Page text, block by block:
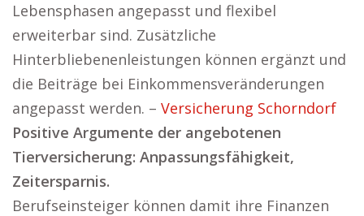
Lebensphasen angepasst und flexibel
erweiterbar sind. Zusätzliche
Hinterbliebenenleistungen können ergänzt und
die Beiträge bei Einkommensveränderungen
angepasst werden. – Versicherung Schorndorf
Positive Argumente der angebotenen
Tierversicherung: Anpassungsfähigkeit,
Zeitersparnis.
Berufseinsteiger können damit ihre Finanzen